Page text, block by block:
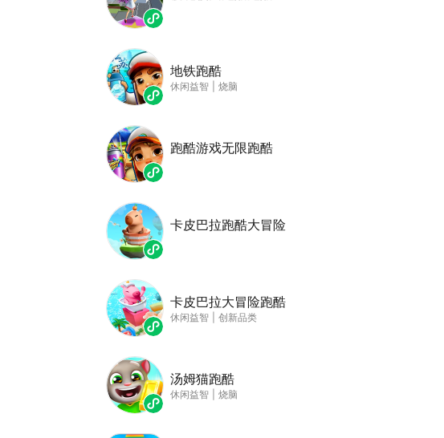
地铁跑酷
休闲益智 烧脑
跑酷游戏无限跑酷
卡皮巴拉跑酷大冒险
卡皮巴拉大冒险跑酷
休闲益智 创新品类
汤姆猫跑酷
休闲益智 烧脑